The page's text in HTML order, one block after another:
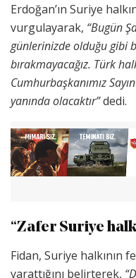
Erdoğan’ın Suriye
vurgulayarak, “Bugün
günlerinizde olduğu gibi
bırakmayacağız. Türk
Cumhurbaşkanımız
yanında olacaktır”dedi.
“Zafer Suriye
Fidan, Suriye halkının
yarattığını belirterek,